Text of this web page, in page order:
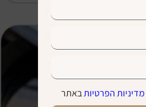
מדיניות הפרטיותבאתר